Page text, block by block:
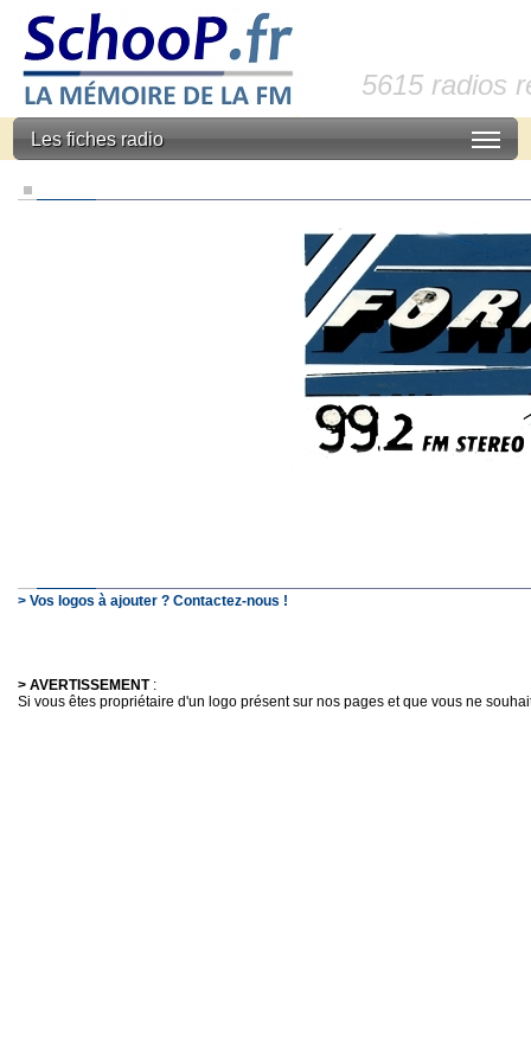
5615 radios
Les fiches radio
> Vos logos à ajouter ? Contactez-nous !
> AVERTISSEMENT:
Si vous êtes propriétaire d'un logo présent sur nos pages et que vous ne